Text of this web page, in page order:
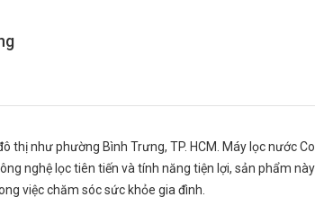
thị như phường Bình Trưng, TP. HCM. Máy lọc nước
nghệ lọc tiên tiến và tính năng tiện lợi, sản phẩm
việc chăm sóc sức khỏe gia đình.